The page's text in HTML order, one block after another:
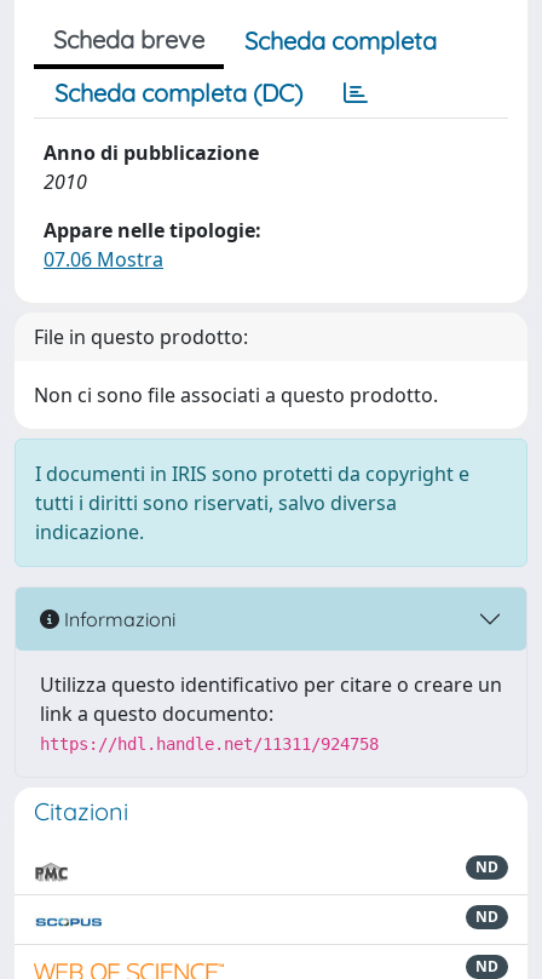
Scheda breve
Scheda completa
Scheda completa (DC)
Anno di pubblicazione
2010
Appare nelle tipologie:
07.06 Mostra
File in questo prodotto:
Non ci sono file associati a questo prodotto.
I documenti in IRIS sono protetti da copyright e
tutti i diritti sono riservati, salvo diversa
indicazione.
Informazioni
Utilizza questo identificativo per citare o creare un
link a questo documento:
https://hdl.handle.net/11311/924758
Citazioni
ND
ND
ND